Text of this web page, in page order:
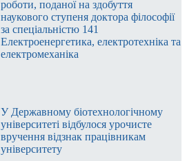
роботи, поданої на здобуття
наукового ступеня доктора філософії
за спеціальністю 141
Електроенергетика, електротехніка та
електромеханіка
У Державному біотехнологічному
університеті відбулося урочисте
вручення відзнак працівникам
університету